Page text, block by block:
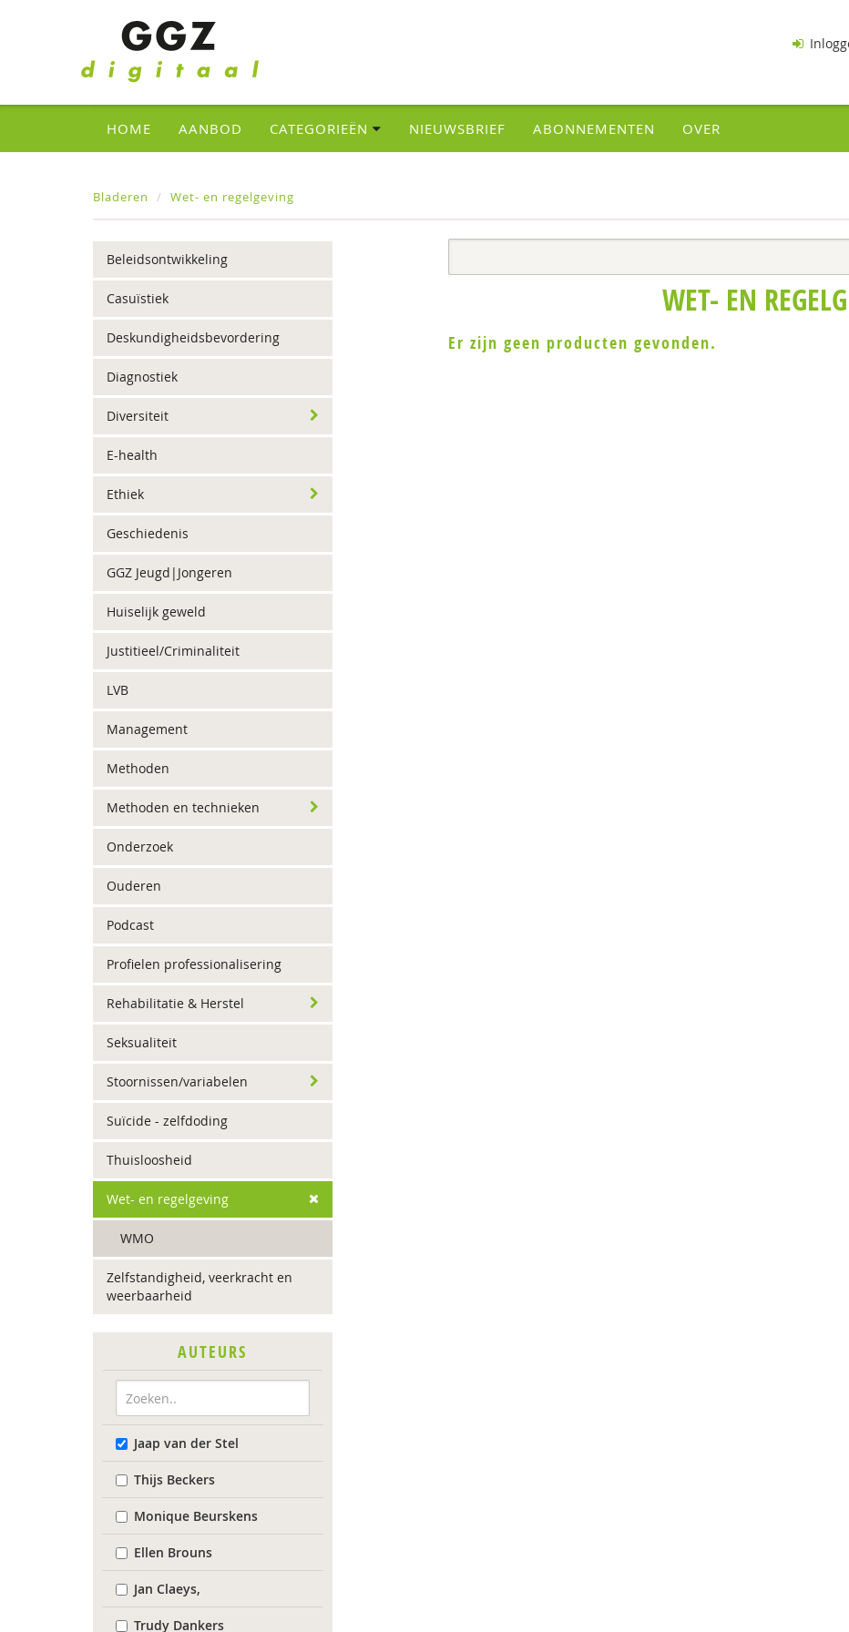
HOME AANBOD CATEGORIEËN NIEUWSBRIEF ABONNEMENTEN OVER
Bladeren Wet- en regelgeving
Beleidsontwikkeling
Casuïstiek
Deskundigheidsbevordering
Diagnostiek
Diversiteit
E-health
Ethiek
Geschiedenis
GGZ Jeugd|Jongeren
Huiselijk geweld
Justitieel/Criminaliteit
LVB
Management
Methoden
Methoden en technieken
Onderzoek
Ouderen
Podcast
Profielen professionalisering
Rehabilitatie & Herstel
Seksualiteit
Stoornissen/variabelen
Suïcide - zelfdoding
Thuisloosheid
Wet- en regelgeving
WMO
Zelfstandigheid, veerkracht en
weerbaarheid
AUTEURS
Jaap van der Stel
Thijs Beckers
Monique Beurskens
Ellen Brouns
Jan Claeys,
Trudy Dankers
WET- EN
Er zijn geen producten gevonden.